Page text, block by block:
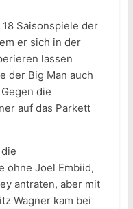
Saisonspiele der
er sich in der
lassen
der Big Man auch
die
auf das Parkett
ohne Joel Embiid,
antraten, aber mit
Wagner kam bei